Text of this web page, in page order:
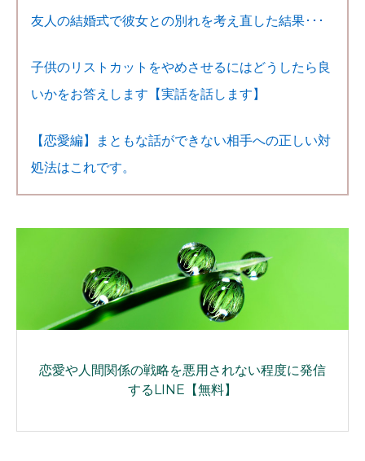
友人の結婚式で彼女との別れを考え直した結果･･･
子供のリストカットをやめさせるにはどうしたら良
いかをお答えします【実話を話します】
【恋愛編】まともな話ができない相手への正しい対
処法はこれです。
恋愛や人間関係の戦略を悪用されない程度に発信
するLINE【無料】